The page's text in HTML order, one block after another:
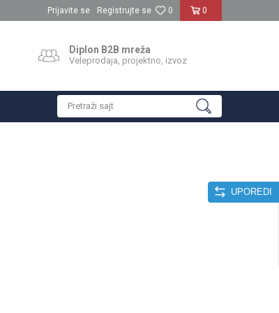
0
0
Prijavite se Registrujte se
Diplon B2B mreža
Veleprodaja, projektno, izvoz
Pretraži sajt
UPOREDI